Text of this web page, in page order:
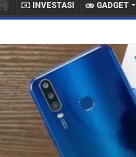
INVESTASI GADGET